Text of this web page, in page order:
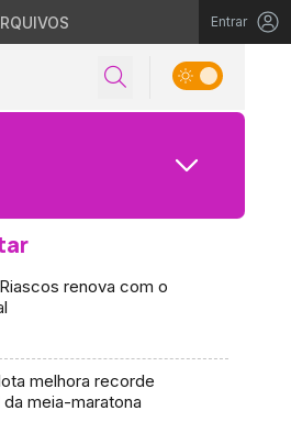
Entrar
renova com o
melhora recorde
da meia-maratona